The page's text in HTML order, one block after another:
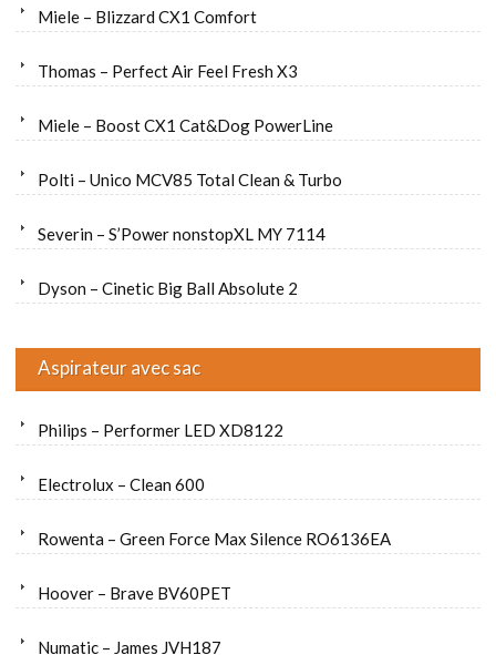
Miele – Blizzard CX1 Comfort
Thomas – Perfect Air Feel Fresh X3
Miele – Boost CX1 Cat&Dog PowerLine
Polti – Unico MCV85 Total Clean & Turbo
Severin – S’Power nonstopXL MY 7114
Dyson – Cinetic Big Ball Absolute 2
Aspirateur avec sac
Philips – Performer LED XD8122
Electrolux – Clean 600
Rowenta – Green Force Max Silence RO6136EA
Hoover – Brave BV60PET
Numatic – James JVH187